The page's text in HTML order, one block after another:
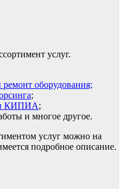
услуг.
оборудования;
;
КИПИА;
и многое другое.
услуг можно на
подробное описание.